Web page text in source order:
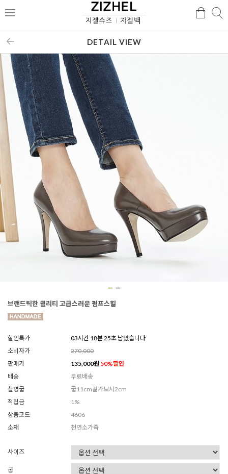
메
검
DETAIL VIEW
브랜드틱한 퀄리티 고급스러운 펌프스힐
할인특가
03시간 18분 23초 남았습니다
소비자가
270,000
판매가
135,000원 50%할인
배송
무료배송
촬영굽
굽11cm겉가보시2cm
적립금
1%
상품코드
4606
소재
천연소가죽
사이즈
굽